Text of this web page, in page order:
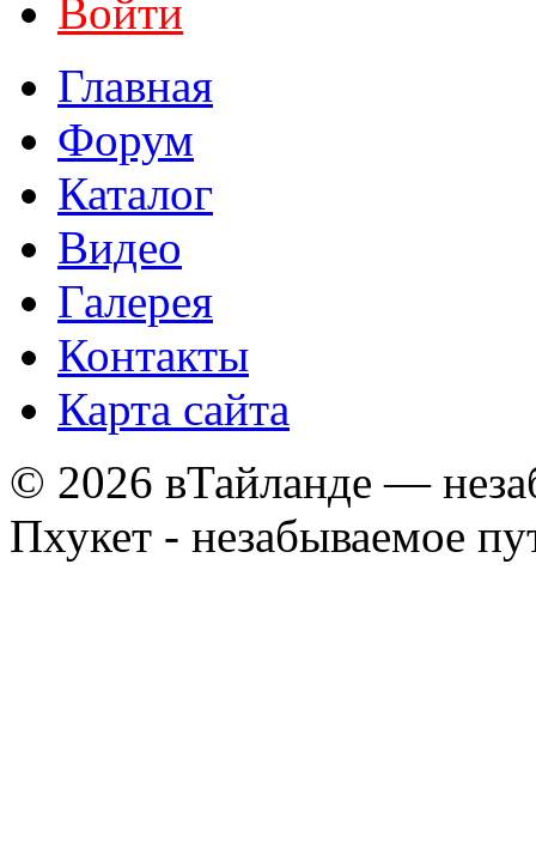
Войти
Главная
Форум
Каталог
Видео
Галерея
Контакты
Карта сайта
© 2026 вТайланде —
Пхукет - незабываемое